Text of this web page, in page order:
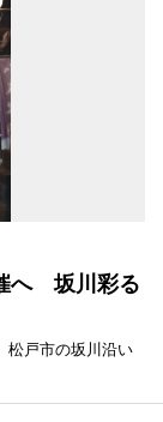
へ 坂川彩る
松戸市の坂川沿い